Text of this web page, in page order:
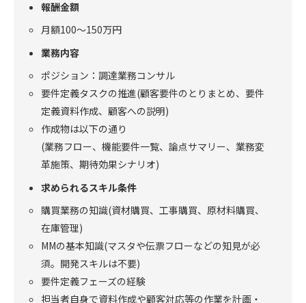
報酬金額
月額100～150万円
業務内容
ポジション：調達業務コンサル
要件定義タスクの推進(顧客要件のとりまとめ、要件
定義資料作成、顧客への説明)
作成物は以下の通り
(業務フロー、機能要件一覧、論点サマリー、業務変
革施策、期待効果シナリオ)
求められるスキル条件
購買業務の知識(資材購買、工事購買、原材料購買、
在庫管理)
MMの基本知識(マスタや伝票フローなどの知見が必
須。開発スキルは不要)
要件定義フェーズの経験
担当者自身で資料作成や顧客対応等の作業を計画・